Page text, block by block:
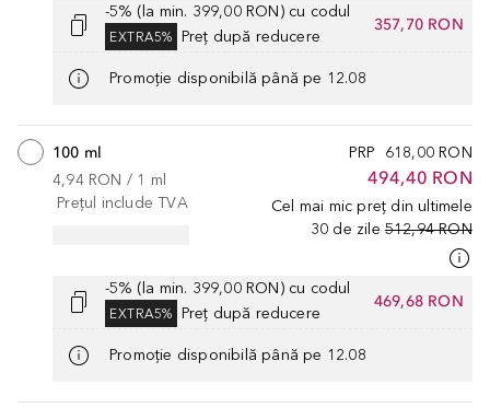
-5% (la min. 399,00 RON) cu codul
EXTRA5% Preț după reducere
357,70 RON
Promoție disponibilă până pe 12.08
PRP 618,00 RON
494,40 RON
Cel mai mic preț din ultimele
30 de zile 512,94 RON
100 ml
4,94 RON / 1 ml
Prețul include TVA
-5% (la min. 399,00 RON) cu codul
EXTRA5% Preț după reducere
469,68 RON
Promoție disponibilă până pe 12.08